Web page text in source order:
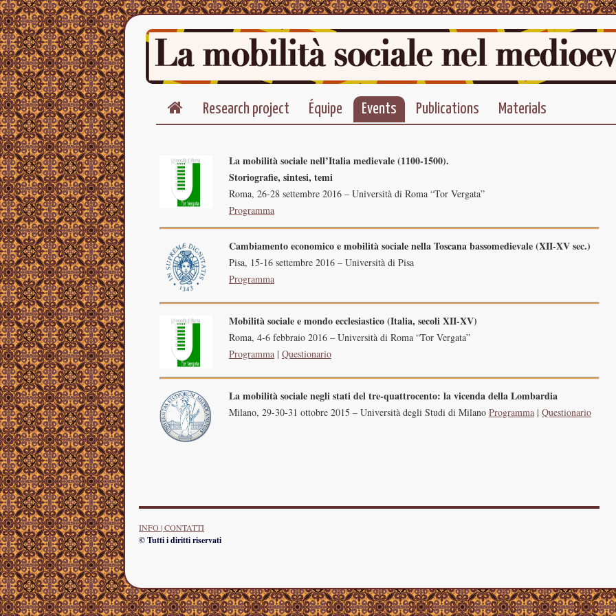
Research project Équipe Events Publications Materials
La mobilità sociale nell’Italia medievale (1100-1500).
Storiografie, sintesi, temi
Roma, 26-28 settembre 2016 – Università di Roma “Tor Vergata”
Programma
Cambiamento economico e mobilità sociale nella Toscana bassomedievale (XII-XV sec.)
Pisa, 15-16 settembre 2016 – Università di Pisa
Programma
Mobilità sociale e mondo ecclesiastico (Italia, secoli XII-XV)
Roma, 4-6 febbraio 2016 – Università di Roma “Tor Vergata”
Programma | Questionario
La mobilità sociale negli stati del tre-quattrocento: la vicenda della Lombardia
Milano, 29-30-31 ottobre 2015 – Università degli Studi di Milano Programma | Questionario
INFO | CONTATTI
© Tutti i diritti riservati